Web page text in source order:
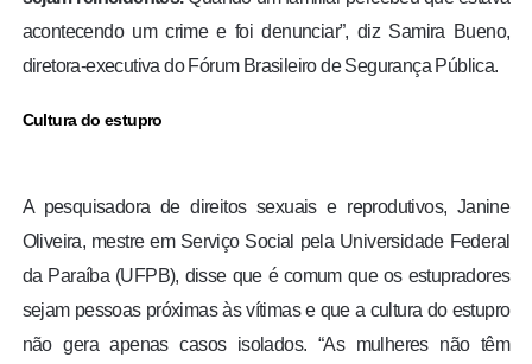
acontecendo um crime e foi denunciar”, diz Samira Bueno,
diretora-executiva do Fórum Brasileiro de Segurança Pública.
Cultura do estupro
A pesquisadora de direitos sexuais e reprodutivos, Janine
Oliveira, mestre em Serviço Social pela Universidade Federal
da Paraíba (UFPB), disse que é comum que os estupradores
sejam pessoas próximas às vítimas e que a cultura do estupro
não gera apenas casos isolados. “As mulheres não têm